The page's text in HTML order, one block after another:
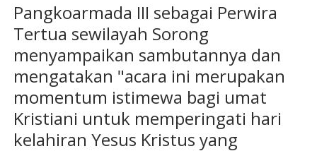
Pangkoarmada III sebagai Perwira
Tertua sewilayah Sorong
menyampaikan sambutannya dan
mengatakan "acara ini merupakan
momentum istimewa bagi umat
Kristiani untuk memperingati hari
kelahiran Yesus Kristus yang